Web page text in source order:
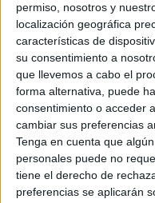
permiso, nosotros y
localización geográfica
características de
su consentimiento a
que llevemos a cabo el
forma alternativa, puede
consentimiento o acceder
cambiar sus preferencias
Tenga en cuenta que
personales puede no
tiene el derecho de
preferencias se aplicarán
Escribe aquí las dudas
respondieran: plazos
disponibles…:
Acepto los
privacidad :*